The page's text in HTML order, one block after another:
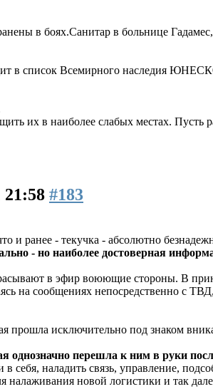
в боях.Санитар в больнице
в список Всемирного наследия
их в наиболее слабых местах. Пусть
21:58 #183
ранее - текучка - абсолютно
- но наиболее достоверная
в эфир воюющие стороны. В
на сообщениях непосредственно с
исключительно под знаком
перешла к ним в руки
наладить связь, управление,
налаживания новой логистики и так